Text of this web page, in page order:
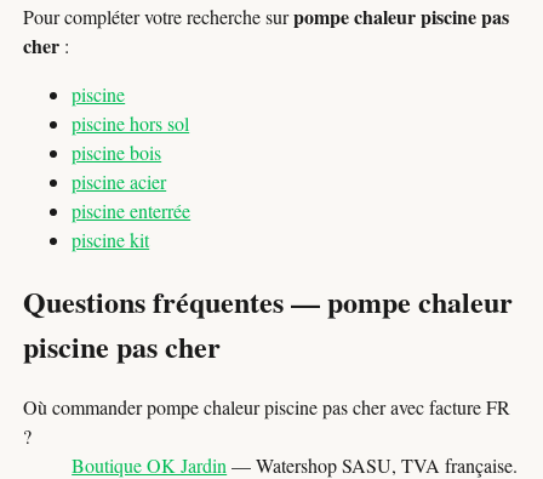
Pour compléter votre recherche surpompe chaleur piscine pas
cher :
piscine
piscine hors sol
piscine bois
piscine acier
piscine enterrée
piscine kit
Questions fréquentes — pompe chaleur
piscine pas cher
Où commander pompe chaleur piscine pas cher avec facture FR
?
Boutique OK Jardin — Watershop SASU, TVA française.